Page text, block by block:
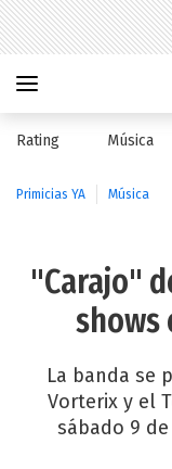
Rating Música
Primicias YA Música
"Carajo"
shows
La banda se
Vorterix y el
sábado 9